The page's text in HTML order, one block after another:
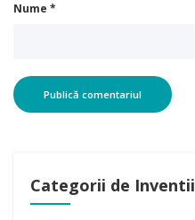
Nume *
Categorii de Inventii